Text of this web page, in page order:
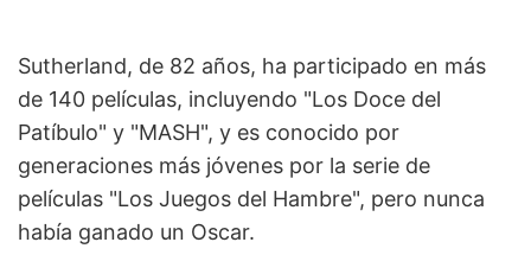
Sutherland, de 82 años, ha participado en más
de 140 películas, incluyendo "Los Doce del
Patíbulo" y "MASH", y es conocido por
generaciones más jóvenes por la serie de
películas "Los Juegos del Hambre", pero nunca
había ganado un Oscar.